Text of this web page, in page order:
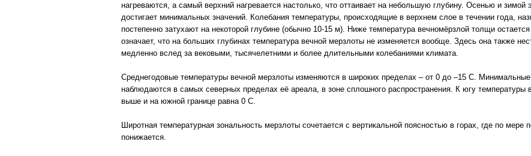
нагреваются, а самый верхний нагревается настолько, что оттаивает на небольшую глубину. Осенью и зимой
достигает минимальных значений. Колебания температуры, происходящие в верхнем слое в течении года,
постепенно затухают на некоторой глубине (обычно 10-15 м). Ниже температура вечномёрзлой толщи
означает, что на больших глубинах температура вечной мерзлоты не изменяется вообще. Здесь она также
медленно вслед за вековыми, тысячелетними и более длительными колебаниями климата.
Среднегодовые температуры вечной мерзлоты изменяются в широких пределах – от 0 до –15 С.
наблюдаются в самых северных пределах её ареала, в зоне сплошного распространения. К югу температуры
выше и на южной границе равна 0 С.
Широтная температурная зональность мерзлоты сочетается с вертикальной поясностью в горах, где по
понижается.